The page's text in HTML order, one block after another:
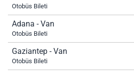
Otobüs Bileti
Adana - Van
Otobüs Bileti
Gaziantep - Van
Otobüs Bileti